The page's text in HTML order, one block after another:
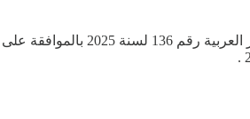
نشرت الجريدة الرسمية، إصدار، الرئيس عبد